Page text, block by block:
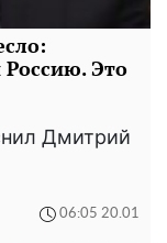
Россию. Это
Дмитрий
06:05 20.01